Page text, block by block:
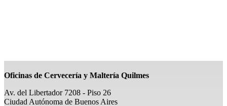
Oficinas de Cervecería y Maltería Quilmes
Av. del Libertador 7208 - Piso 26
Ciudad Autónoma de Buenos Aires